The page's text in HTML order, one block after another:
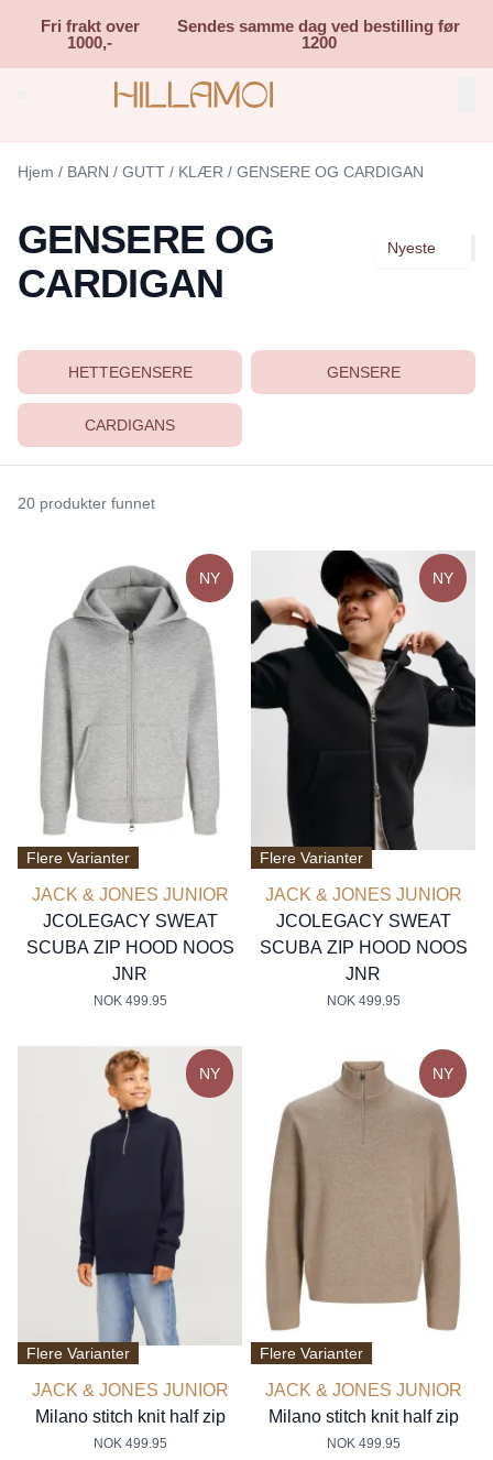
Fri frakt over
1000,-
Sendes samme dag ved bestilling før
1200
Search (⌘K)
Hjem / BARN / GUTT / KLÆR / GENSERE OG CARDIGAN
GENSERE OG
CARDIGAN
Nyeste
HETTEGENSERE GENSERE
CARDIGANS
20 produkter funnet
NY
Flere Varianter
JACK & JONES JUNIOR
JCOLEGACY SWEAT
SCUBA ZIP HOOD NOOS
JNR
NOK 499.95
NY
Flere Varianter
JACK & JONES JUNIOR
JCOLEGACY SWEAT
SCUBA ZIP HOOD NOOS
JNR
NOK 499.95
NY
Flere Varianter
JACK & JONES JUNIOR
Milano stitch knit half zip
NOK 499.95
NY
Flere Varianter
JACK & JONES JUNIOR
Milano stitch knit half zip
NOK 499.95